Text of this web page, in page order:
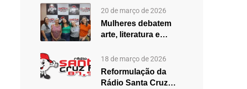
2025,…
20 de março de 2026
Mulheres debatem
arte, literatura e
edição especial do…
18 de março de 2026
Reformulação da
Rádio Santa Cruz